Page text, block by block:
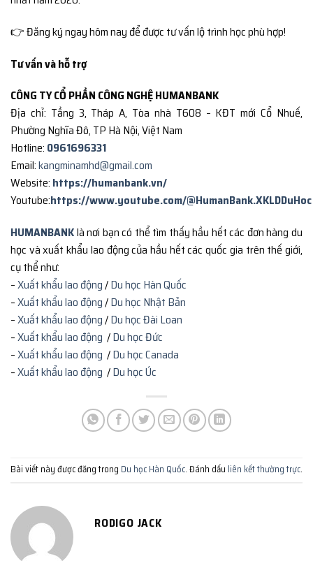
👉 Đăng ký ngay hôm nay để được tư vấn lộ trình học phù hợp!
Tư vấn và hỗ trợ
CÔNG TY CỔ PHẦN CÔNG NGHỆ HUMANBANK
Địa chỉ: Tầng 3, Tháp A, Tòa nhà T608 – KĐT mới Cổ Nhuế,
Phường Nghĩa Đô, TP Hà Nội, Việt Nam
Hotline: 0961696331
Email:kangminamhd@gmail.com
Website: https://humanbank.vn/
Youtube:https://www.youtube.com/@HumanBank.XKLDDuHoc
HUMANBANKlà nơi bạn có thể tìm thấy hầu hết các đơn hàng du
học và xuất khẩu lao động của hầu hết các quốc gia trên thế giới,
cụ thể như:
–Xuất khẩu lao động/Du học Hàn Quốc
–Xuất khẩu lao động/Du học Nhật Bản
–Xuất khẩu lao động/Du học Đài Loan
–Xuất khẩu lao động /Du học Đức
–Xuất khẩu lao động /Du học Canada
–Xuất khẩu lao động /Du học Úc
Bài viết này được đăng trong Du học Hàn Quốc. Đánh dấu liên kết thường trực.
RODIGO JACK